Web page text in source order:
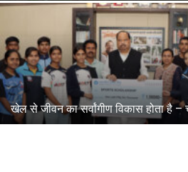
खेल से जीवन का सर्वांगीण विकास होता है –